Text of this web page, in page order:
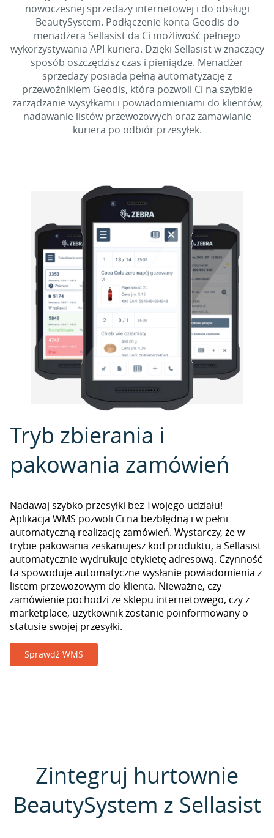
nowoczesnej sprzedaży internetowej i do obsługi
BeautySystem. Podłączenie konta Geodis do
menadżera Sellasist da Ci możliwość pełnego
wykorzystywania API kuriera. Dzięki Sellasist w znaczący
sposób oszczędzisz czas i pieniądze. Menadżer
sprzedaży posiada pełną automatyzację z
przewoźnikiem Geodis, która pozwoli Ci na szybkie
zarządzanie wysyłkami i powiadomieniami do klientów,
nadawanie listów przewozowych oraz zamawianie
kuriera po odbiór przesyłek.
Tryb zbierania i
pakowania zamówień
Nadawaj szybko przesyłki bez Twojego udziału!
Aplikacja WMS pozwoli Ci na bezbłędną i w pełni
automatyczną realizację zamówień. Wystarczy, że w
trybie pakowania zeskanujesz kod produktu, a Sellasist
automatycznie wydrukuje etykietę adresową. Czynność
ta spowoduje automatyczne wysłanie powiadomienia z
listem przewozowym do klienta. Nieważne, czy
zamówienie pochodzi ze sklepu internetowego, czy z
marketplace, użytkownik zostanie poinformowany o
statusie swojej przesyłki.
Sprawdź WMS
Zintegruj hurtownie
BeautySystem z Sellasist